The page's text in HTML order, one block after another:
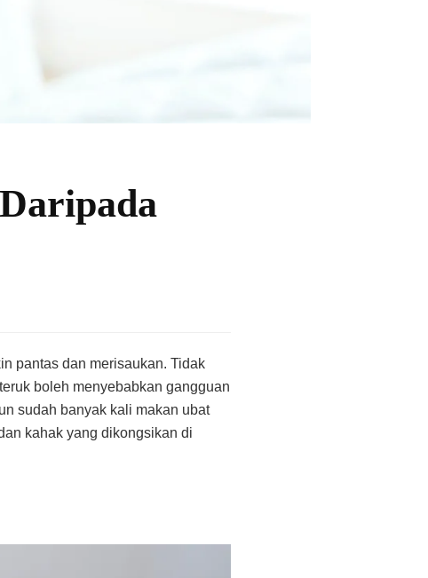
pantas dan merisaukan. Tidak
boleh menyebabkan gangguan
sudah banyak kali makan ubat
kahak yang dikongsikan di